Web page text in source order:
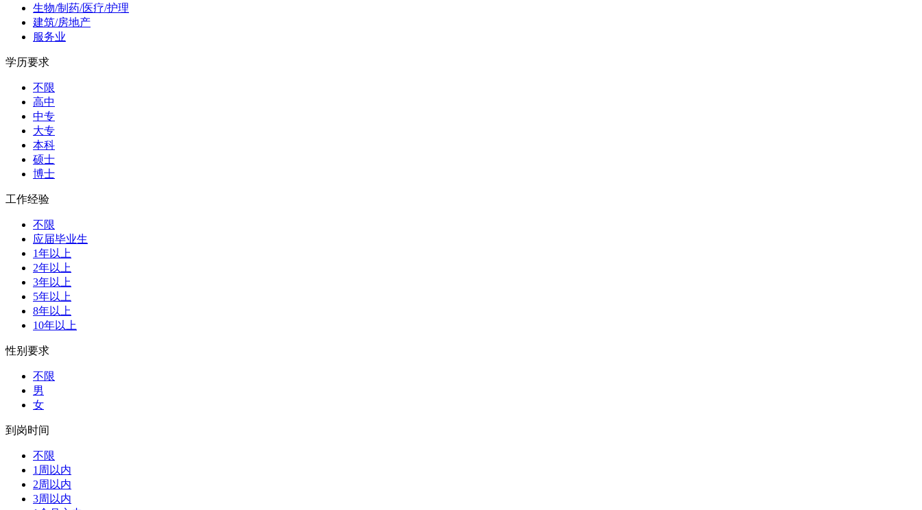
生物/制药/医疗/护理
建筑/房地产
服务业
学历要求
不限
高中
中专
大专
本科
硕士
博士
工作经验
不限
应届毕业生
1年以上
2年以上
3年以上
5年以上
8年以上
10年以上
性别要求
不限
男
女
到岗时间
不限
1周以内
2周以内
3周以内